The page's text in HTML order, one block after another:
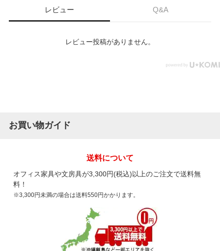
レビュー Q&A
レビュー投稿がありません。
お買い物ガイド
送料について
オフィス家具や文房具が3,300円(税込)以上のご注文で送料無
料！
※3,300円未満の場合は送料550円かかります。